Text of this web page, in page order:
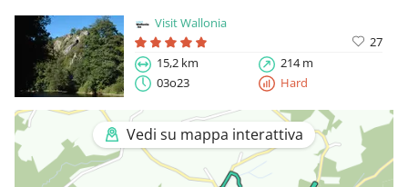
Visit Wallonia
27
15,2 km
214 m
03o23
Hard
Vedi su mappa interattiva